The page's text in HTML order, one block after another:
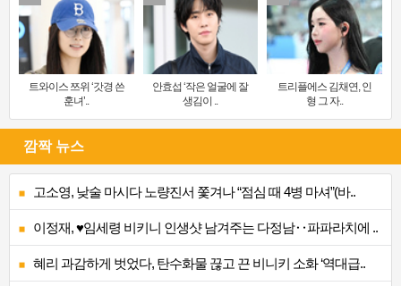
트와이스 쯔위 ‘갓경 쓴
훈녀’..
안효섭 ‘작은 얼굴에 잘
생김이 ..
트리플에스 김채연, 인
형 그 자..
깜짝 뉴스
고소영, 낮술 마시다 노량진서 쫓겨나 “점심 때 4병 마셔”(바..
이정재, ♥임세령 비키니 인생샷 남겨주는 다정남‥파파라치에 ..
혜리 과감하게 벗었다, 탄수화물 끊고 끈 비니키 소화 ‘역대급..